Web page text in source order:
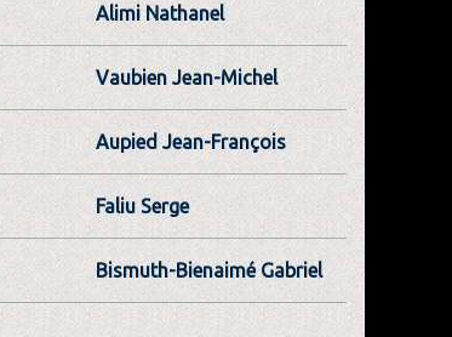
Alimi Nathanel
Vaubien Jean-Michel
Aupied Jean-François
Faliu Serge
Bismuth-Bienaimé Gabriel